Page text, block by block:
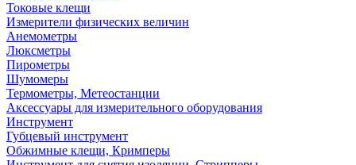
Токовые клещи
Измерители физических величин
Анемометры
Люксметры
Пирометры
Шумомеры
Термометры, Метеостанции
Аксессуары для измерительного оборудования
Инструмент
Губцевый инструмент
Обжимные клещи, Кримперы